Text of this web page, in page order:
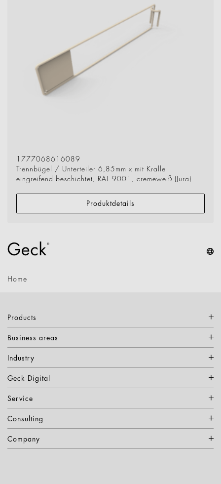
1777068616089
Trennbügel / Unterteiler 6,85mm x mit Kralle
eingreifend beschichtet, RAL 9001, cremeweiß (Jura)
Produktdetails
Home
Products
Business areas
Industry
Geck Digital
Service
Consulting
Company